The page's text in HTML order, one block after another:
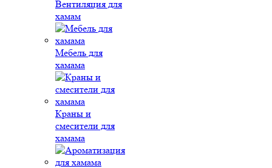
Вентиляция для
хамам
Мебель для
хамама
Краны и
смесители для
хамама